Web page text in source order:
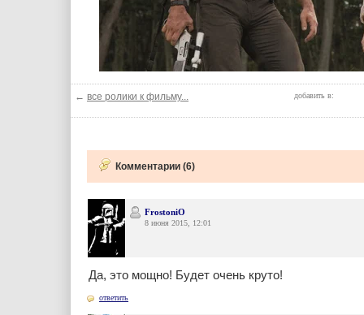
← все ролики к фильму... добавить в:
Комментарии (6)
FrostoniO
8 июня 2015, 12:01
Да, это мощно! Будет очень круто!
ответить